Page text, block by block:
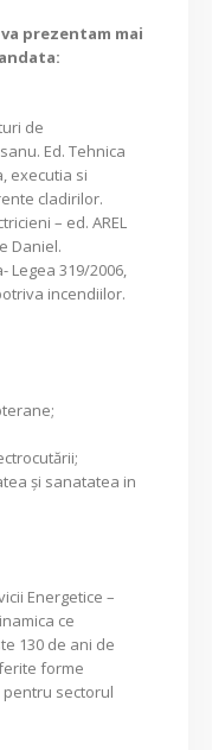
prezentam mai
de
Ed. Tehnica
executia si
cladirilor.
– ed. AREL
Daniel.
Legea 319/2006,
incendiilor.
și sanatatea in
Energetice –
ce
130 de ani de
forme
sectorul